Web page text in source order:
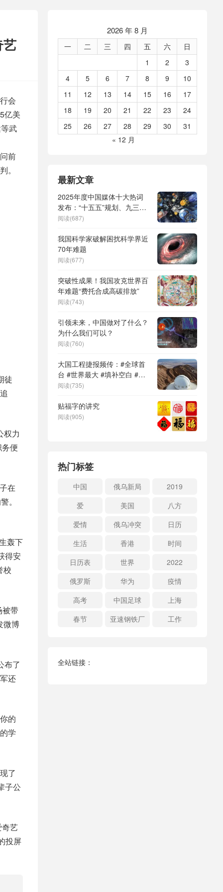
会
亿美
武
前
。
徒
权力
便
在
。
轰下
得安
校
被带
微博
布了
还
的
学
了
子公
艺
投屏
2026 年 8 月
一 二 三 四 五 六
日
1
2
3
4
5 6 7 8 9
10
11
12 13 14 15 16
17
18
19 20 21 22 23
24
25
26 27 28 29 30
31
« 12 月
最新文章
2025年度中国媒体十大热词
发布：“十五五”规划、九三阅
兵、全球治理倡议、
形机器人、苏超、票根经济、
育儿补贴、科学素养、网络生
态治理
阅读(687)
我国科学家破解困扰科学界近
70年难题
阅读(677)
突破性成果！我国攻克世界百
年难题“费托合成高碳排放”
阅读(743)
引领未来，中国做对了什么？
为什么我们可以？
阅读(760)
大国工程捷报频传：#全球首
台 #世界最大 #填补空白 #突
破关键节点
阅读(735)
贴福字的讲究
阅读(905)
热门标签
中国 俄乌新局
2019
爱
美国
八方
爱情
俄乌冲突
日历
生活
香港
时间
日历表
世界
2022
俄罗斯
华为
疫情
高考
中国足球
上海
春节
亚速钢铁厂 工作
全站链接：